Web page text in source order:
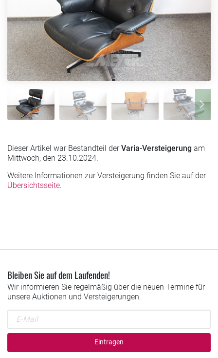
Dieser Artikel war Bestandteil derVaria-Versteigerung am
Mittwoch, den 23.10.2024.
Weitere Informationen zur Versteigerung finden Sie auf der
Übersichtsseite.
Bleiben Sie auf dem Laufenden!
Wir informieren Sie regelmäßig über die neuen Termine für
unsere Auktionen und Versteigerungen.
Eintragen